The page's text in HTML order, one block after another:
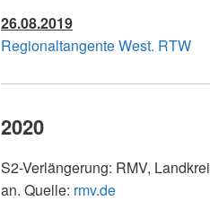
26.08.2019
Regionaltangente West. RTW
2020
S2-Verlängerung: RMV,
an. Quelle: rmv.de